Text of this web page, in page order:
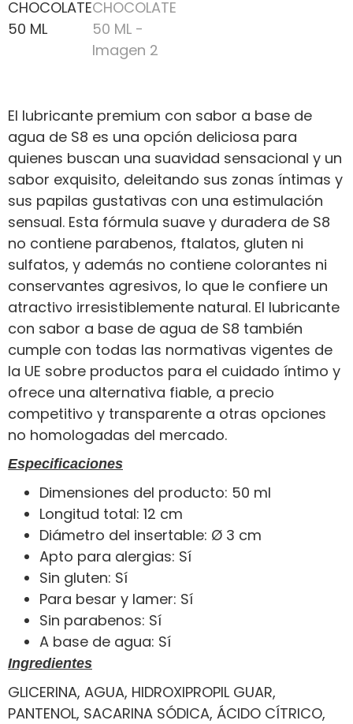
El lubricante premium con sabor a base de
agua de S8 es una opción deliciosa para
quienes buscan una suavidad sensacional y un
sabor exquisito, deleitando sus zonas íntimas y
sus papilas gustativas con una estimulación
sensual. Esta fórmula suave y duradera de S8
no contiene parabenos, ftalatos, gluten ni
sulfatos, y además no contiene colorantes ni
conservantes agresivos, lo que le confiere un
atractivo irresistiblemente natural. El lubricante
con sabor a base de agua de S8 también
cumple con todas las normativas vigentes de
la UE sobre productos para el cuidado íntimo y
ofrece una alternativa fiable, a precio
competitivo y transparente a otras opciones
no homologadas del mercado.
Especificaciones
Dimensiones del producto: 50 ml
Longitud total: 12 cm
Diámetro del insertable: Ø 3 cm
Apto para alergias: Sí
Sin gluten: Sí
Para besar y lamer: Sí
Sin parabenos: Sí
A base de agua: Sí
Ingredientes
GLICERINA, AGUA, HIDROXIPROPIL GUAR,
PANTENOL, SACARINA SÓDICA, ÁCIDO CÍTRICO,